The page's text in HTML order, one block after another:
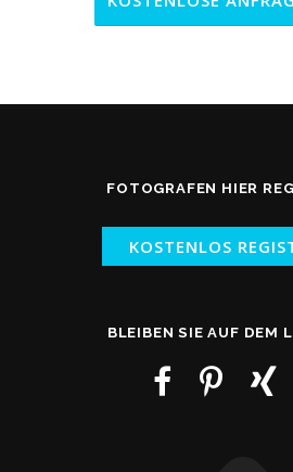
FOTOGRAFEN HIER
KOSTENLOS
BLEIBEN SIE AUF DEM